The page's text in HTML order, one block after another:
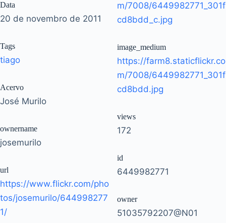
Data
20 de novembro de 2011
Tags
tiago
Acervo
José Murilo
ownername
josemurilo
url
https://www.flickr.com/pho
tos/josemurilo/644998277
1/
m/7008/6449982771_301f
cd8bdd_c.jpg
image_medium
https://farm8.staticflickr.co
m/7008/6449982771_301f
cd8bdd.jpg
views
172
id
6449982771
owner
51035792207@N01